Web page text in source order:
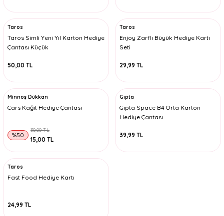
Taros
Taros Simli Yeni Yıl Karton Hediye
Çantası Küçük
50,00 TL
Taros
Enjoy Zarflı Büyük Hediye Kartı
Seti
29,99 TL
Minnoş Dükkan
Cars Kağıt Hediye Çantası
%50
30,00 TL
15,00 TL
Gıpta
Gıpta Space B4 Orta Karton
Hediye Çantası
39,99 TL
Taros
Fast Food Hediye Kartı
24,99 TL